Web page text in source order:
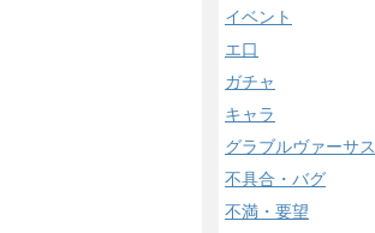
イベント
エ口
ガチャ
キャラ
グラブルヴァーサス
不具合・バグ
不満・要望